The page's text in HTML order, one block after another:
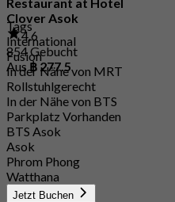
Restaurant at Hotel
Clover Asok
4.6
854 Gebucht
Aus฿ 277.5
Tags
International
Fusion
In der Nähe von MRT
Rollstuhlgerecht
In der Nähe von BTS
Parkplatz Vorhanden
BTS Asok
Asok
Phrom Phong
Watthana
Jetzt Buchen